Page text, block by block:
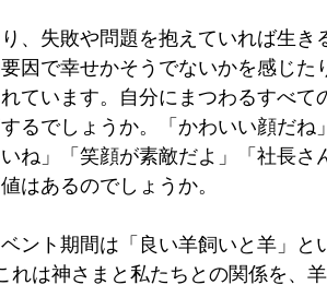
、失敗や問題を抱えていれば生き
因で幸せかそうでないかを感じた
ています。自分にまつわるすべて
るでしょうか。「かわいい顔だね
ね」「笑顔が素敵だよ」「社長さ
はあるのでしょうか。
ント期間は「良い羊飼いと羊」と
れは神さまと私たちとの関係を、